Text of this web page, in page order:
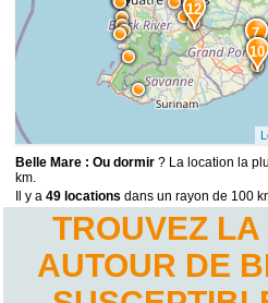
12
10
7
Belle Mare : Ou dormir ? La location la
km.
Il y a49 locations dans un rayon de 100
TROUVEZ LA
AUTOUR DE